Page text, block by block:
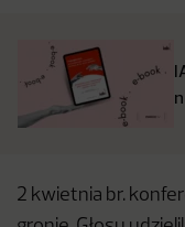
2 kwietnia br.